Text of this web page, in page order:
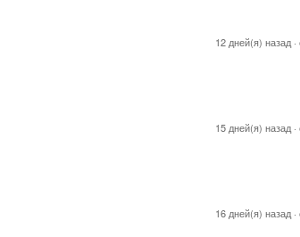
12 дней(я) назад·
15 дней(я) назад·
16 дней(я) назад·